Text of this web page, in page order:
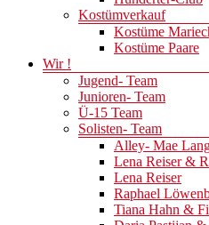
Kostümverkauf
Kostüme
Kostüme Paare
Wir !
Jugend- Team
Junioren- Team
Ü-15 Team
Solisten- Team
Alley- Mae
Lena Reiser &
Lena Reiser
Raphael
Tiana Hahn &